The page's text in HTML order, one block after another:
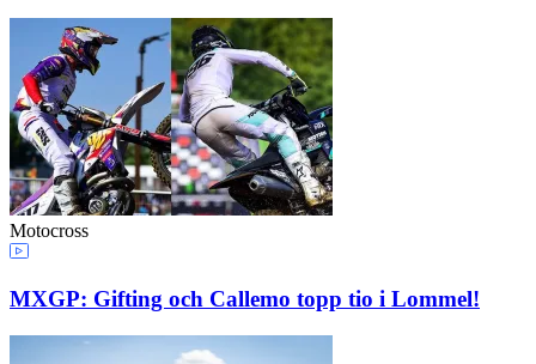
Motocross
MXGP: Gifting och Callemo topp tio i Lommel!